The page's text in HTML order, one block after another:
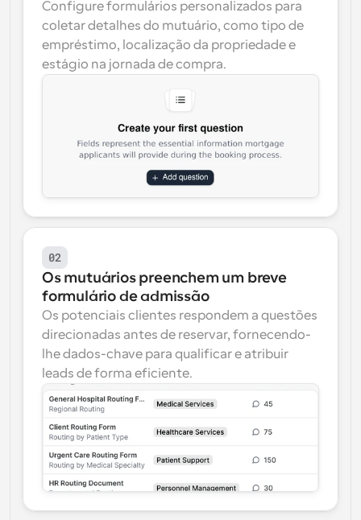
Configure formulários personalizados para
coletar detalhes do mutuário, como tipo de
empréstimo, localização da propriedade e
estágio na jornada de compra.
02
Os mutuários preenchem um breve
formulário de admissão
Os potenciais clientes respondem a questões
direcionadas antes de reservar, fornecendo-
lhe dados-chave para qualificar e atribuir
leads de forma eficiente.